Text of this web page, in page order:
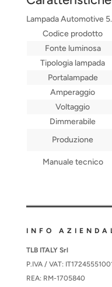
Lampada Automotive
Codice prodotto
Fonte luminosa
Tipologia lampada
Portalampade
Amperaggio
Voltaggio
Dimmerabile
Produzione
Manuale tecnico
INFO
TLB ITALY Srl
P.IVA / VAT:
REA: RM-1705840